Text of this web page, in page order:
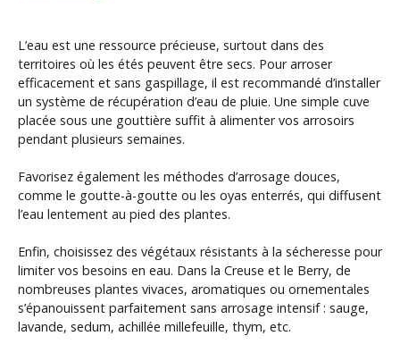
L’eau est une ressource précieuse, surtout dans des
territoires où les étés peuvent être secs. Pour arroser
efficacement et sans gaspillage, il est recommandé d’installer
un système de récupération d’eau de pluie. Une simple cuve
placée sous une gouttière suffit à alimenter vos arrosoirs
pendant plusieurs semaines.
Favorisez également les méthodes d’arrosage douces,
comme le goutte-à-goutte ou les oyas enterrés, qui diffusent
l’eau lentement au pied des plantes.
Enfin, choisissez des végétaux résistants à la sécheresse pour
limiter vos besoins en eau. Dans la Creuse et le Berry, de
nombreuses plantes vivaces, aromatiques ou ornementales
s’épanouissent parfaitement sans arrosage intensif : sauge,
lavande, sedum, achillée millefeuille, thym, etc.